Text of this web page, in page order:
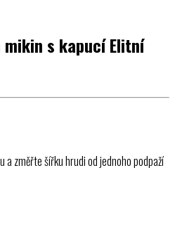
s kapucí Elitní
a změřte šířku hrudi od jednoho podpaží